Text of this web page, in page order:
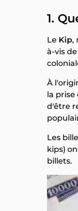
1.
Le Kip,
à-vis
À
la prise
d'être
Les
kips)
billets.